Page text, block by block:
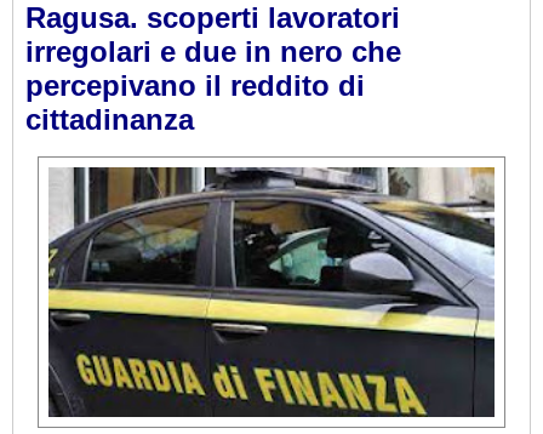
Ragusa. scoperti lavoratori
irregolari e due in nero che
percepivano il reddito di
cittadinanza